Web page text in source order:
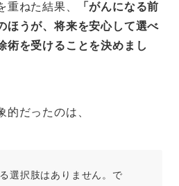
重ねた結果、
「がんになる前
ほうが、将来を安心して選べ
術を受けることを決めまし
的だったのは、
選択肢はありません。で